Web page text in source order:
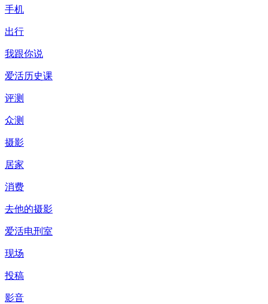
手机
出行
我跟你说
爱活历史课
评测
众测
摄影
居家
消费
去他的摄影
爱活电刑室
现场
投稿
影音